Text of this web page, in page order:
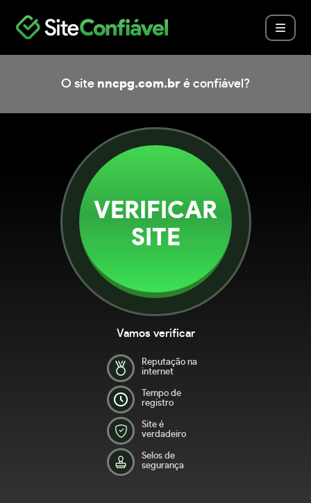
O site nncpg.com.br é confiável?
VERIFICAR
SITE
Vamos verificar
Reputação na
internet
Tempo de
registro
Site é
verdadeiro
Selos de
segurança